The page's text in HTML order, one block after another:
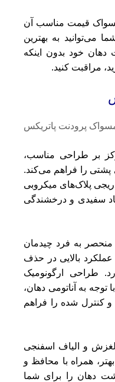
قیمت مناسب آن
می‌توانید به بهترین
خود بدون اینکه
مراقبت کنید.
بر طراحی مناسب،
پشتی را فراهم می‌کند.
پلاک‌های میکروبی
سفیدی و درخشندگی
منحصر به فرد چیدمان
عملکرد بالایی در حذف
طراحی ارگونومیک
به آناتومی دهان،
کنترل شده را فراهم
و الیاف اسفنجی
همراه با محافظ و
دهان را برای شما